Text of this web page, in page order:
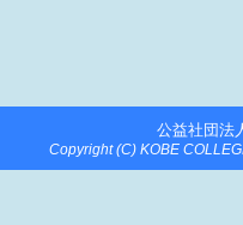
公益社団法
Copyright (C) KOBE